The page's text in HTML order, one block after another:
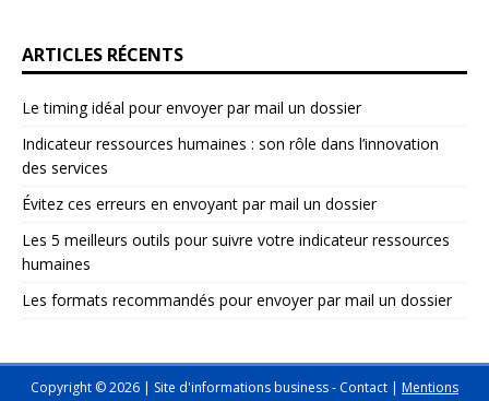
ARTICLES RÉCENTS
Le timing idéal pour envoyer par mail un dossier
Indicateur ressources humaines : son rôle dans l’innovation
des services
Évitez ces erreurs en envoyant par mail un dossier
Les 5 meilleurs outils pour suivre votre indicateur ressources
humaines
Les formats recommandés pour envoyer par mail un dossier
Copyright © 2026 | Site d'informations business - Contact | Mentions